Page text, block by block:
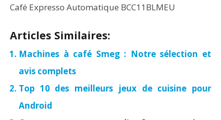
Café Expresso Automatique BCC11BLMEU
Articles Similaires:
Machines à café Smeg : Notre sélection et
avis complets
Top 10 des meilleurs jeux de cuisine pour
Android